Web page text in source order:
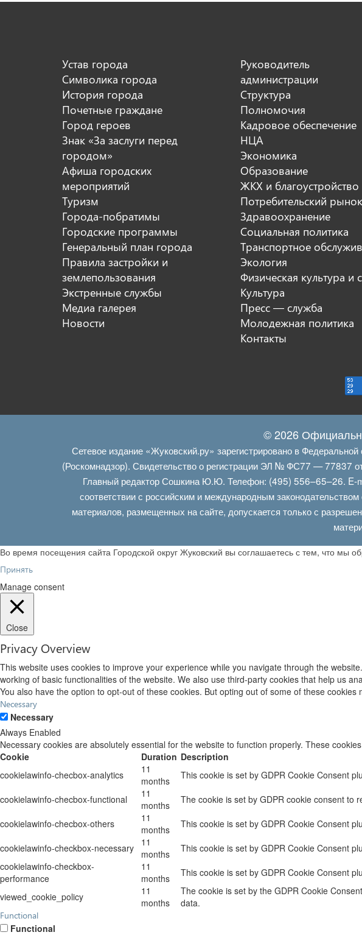
Устав города
Символика города
История города
Почетные граждане
Город героев
Знак «За заслуги перед
городом»
Афиша городских
мероприятий
Туризм
Города-побратимы
Городские программы
Генеральный план города
Правила застройки и
землепользования
Экстренные службы
Медиа галерея
Новости
Руководитель
администрации
Структура
Полномочия
Кадровое обеспечение
НЦА
Экономика
Образование
ЖКХ и благоустройство
Потребительский рынок
Здравоохранение
Социальная политика
Транспортное
Экология
Физическая культура и
Культура
Пресс — служба
Молодежная политика
Контакты
© 2026
Сетевое издание «Жуковский.ру» зарегистрировано в
(Роскомнадзор). Свидетельство о регистрации ЭЛ № ФС77 — 77837
Главный редактор Сошкина Ю.Ю. Телефон: (495) 556–65–26.
соответствии с российским и международным
материалов, размещенных на сайте, допускается только с
Во время посещения сайта Городской округ Жуковский вы соглашаетесь с тем, что
Принять
Manage consent
Close
Privacy Overview
This website uses cookies to improve your experience while you navigate through the
working of basic functionalities of the website. We also use third-party cookies that help us
You also have the option to opt-out of these cookies. But opting out of some of these cookies
Necessary
Necessary
Always Enabled
Necessary cookies are absolutely essential for the website to function properly. These
Cookie
Duration Description
cookielawinfo-checbox-analytics
11
months
This cookie is set by GDPR Cookie Consent
cookielawinfo-checbox-functional
11
months
The cookie is set by GDPR cookie consent to
cookielawinfo-checbox-others
11
months
This cookie is set by GDPR Cookie Consent
cookielawinfo-checkbox-necessary
11
months
This cookie is set by GDPR Cookie Consent
cookielawinfo-checkbox-
performance
11
months
This cookie is set by GDPR Cookie Consent
viewed_cookie_policy
11
months
The cookie is set by the GDPR Cookie
data.
Functional
Functional